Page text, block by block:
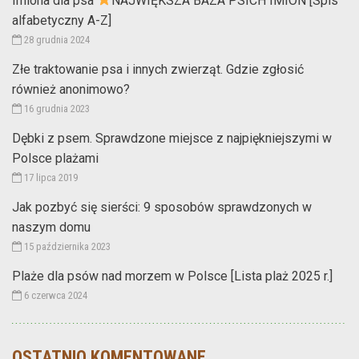
alfabetyczny A-Z]
28 grudnia 2024
Złe traktowanie psa i innych zwierząt. Gdzie zgłosić
również anonimowo?
16 grudnia 2023
Dębki z psem. Sprawdzone miejsce z najpiękniejszymi w
Polsce plażami
17 lipca 2019
Jak pozbyć się sierści: 9 sposobów sprawdzonych w
naszym domu
15 października 2023
Plaże dla psów nad morzem w Polsce [Lista plaż 2025 r.]
6 czerwca 2024